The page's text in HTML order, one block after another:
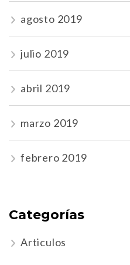
agosto 2019
julio 2019
abril 2019
marzo 2019
febrero 2019
Categorías
Articulos